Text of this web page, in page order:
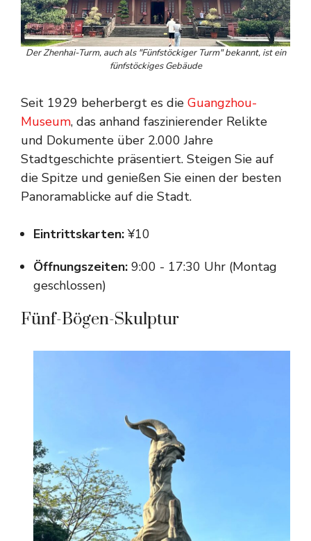
Der Zhenhai-Turm, auch als "Fünfstöckiger Turm" bekannt, ist ein
fünfstöckiges Gebäude
Seit 1929 beherbergt es die Guangzhou-
Museum, das anhand faszinierender Relikte
und Dokumente über 2.000 Jahre
Stadtgeschichte präsentiert. Steigen Sie auf
die Spitze und genießen Sie einen der besten
Panoramablicke auf die Stadt.
Eintrittskarten:¥10
Öffnungszeiten: 9:00 - 17:30 Uhr (Montag
geschlossen)
Fünf-Bögen-Skulptur